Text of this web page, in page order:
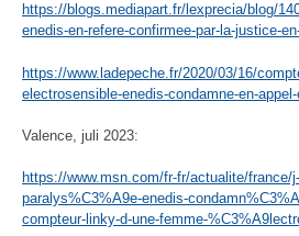
https://blogs.mediapart.fr/lexprecia/blog/
enedis-en-refere-confirmee-par-la-justice-
https://www.ladepeche.fr/2020/03/16/
electrosensible-enedis-condamne-en-
Valence, juli 2023:
https://www.msn.com/fr-fr/actualite/france/
paralys%C3%A9e-enedis-
compteur-linky-d-une-femme-